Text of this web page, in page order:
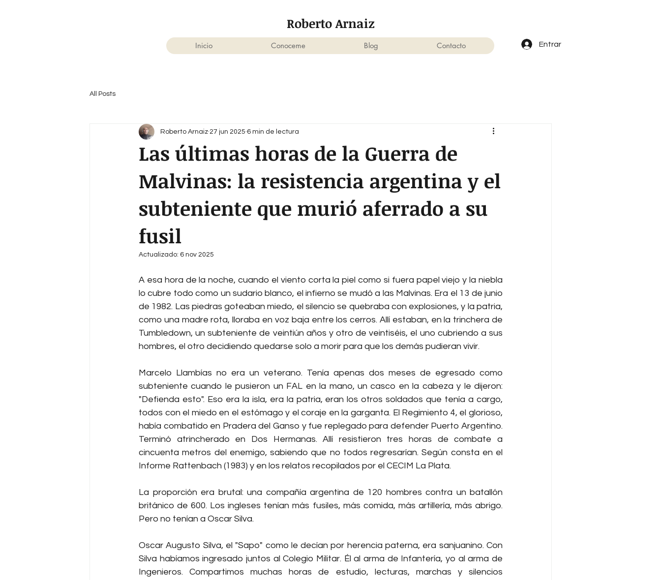
Roberto Arnaiz
Inicio Conoceme Blog Contacto Entrar
All Posts
Las últimas horas de la Guerra de
Malvinas: la resistencia argentina y el
subteniente que murió aferrado a su
fusil
Roberto Arnaiz 27 jun 2025 6 min de lectura
Actualizado: 6 nov 2025
A esa hora de la noche, cuando el viento corta la piel como si fuera papel viejo y la niebla
lo cubre todo como un sudario blanco, el infierno se mudó a las Malvinas. Era el 13 de junio
de 1982. Las piedras goteaban miedo, el silencio se quebraba con explosiones, y la patria,
como una madre rota, lloraba en voz baja entre los cerros. Allí estaban, en la trinchera de
Tumbledown, un subteniente de veintiún años y otro de veintiséis, el uno cubriendo a sus
hombres, el otro decidiendo quedarse solo a morir para que los demás pudieran vivir.
Marcelo Llambías no era un veterano. Tenía apenas dos meses de egresado como
subteniente cuando le pusieron un FAL en la mano, un casco en la cabeza y le dijeron:
"Defienda esto". Eso era la isla, era la patria, eran los otros soldados que tenía a cargo,
todos con el miedo en el estómago y el coraje en la garganta. El Regimiento 4, el glorioso,
había combatido en Pradera del Ganso y fue replegado para defender Puerto Argentino.
Terminó atrincherado en Dos Hermanas. Allí resistieron tres horas de combate a
cincuenta metros del enemigo, sabiendo que no todos regresarían. Según consta en el
Informe Rattenbach (1983) y en los relatos recopilados por el CECIM La Plata.
La proporción era brutal: una compañía argentina de 120 hombres contra un batallón
británico de 600. Los ingleses tenían más fusiles, más comida, más artillería, más abrigo.
Pero no tenían a Oscar Silva.
Oscar Augusto Silva, el "Sapo" como le decían por herencia paterna, era sanjuanino. Con
Silva habíamos ingresado juntos al Colegio Militar. Él al arma de Infantería, yo al arma de
Ingenieros. Compartimos muchas horas de estudio, lecturas, marchas y silencios